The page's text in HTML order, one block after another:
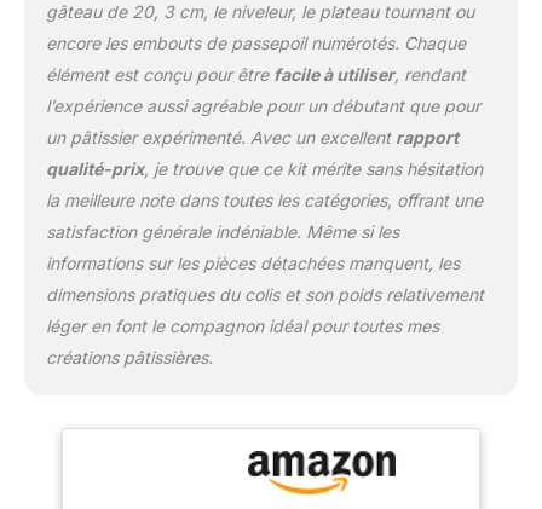
décoration facile. Cadeau
parfait pour les amateurs
de pâtisserie : si vous
connaissez quelqu'un
qui aime la pâtisserie, ce
gâteaux est le cadeau
idéal. Emballé avec des
outils et du matériel de
haute qualité, ce kit de
pâtisserie inspirera leur
créativité et élèvera leurs
compétences en
tous les accessoires
répondent aux normes
américaines de qualité
gâteau de 20, 3 cm, le niveleur, le plateau tournant ou
encore les embouts de passepoil numérotés. Chaque
élément est conçu pour être facile à utiliser, rendant
l’expérience aussi agréable pour un débutant que pour
un pâtissier expérimenté. Avec un excellent rapport
qualité-prix, je trouve que ce kit mérite sans hésitation
la meilleure note dans toutes les catégories, offrant une
satisfaction générale indéniable. Même si les
informations sur les pièces détachées manquent, les
dimensions pratiques du colis et son poids relativement
léger en font le compagnon idéal pour toutes mes
créations pâtissières.